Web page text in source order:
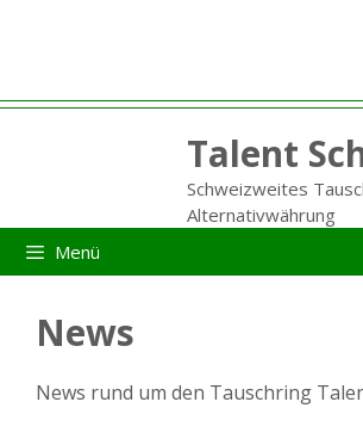
Talent
Schweizweites
Alternativwährung
Menü
News
News rund um den Tauschring